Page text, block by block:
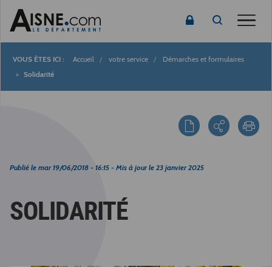
Fil
Accueil votre service
Démarches et formulaires
Solidarité
Publié le mar 19/06/2018 - 16:15 - Mis à jour le 23 janvier 2025
SOLIDARITÉ